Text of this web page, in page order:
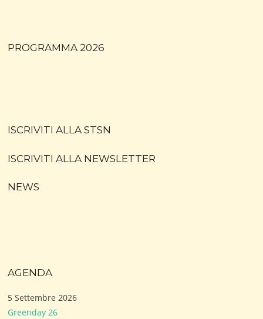
PROGRAMMA 2026
ISCRIVITI ALLA STSN
ISCRIVITI ALLA NEWSLETTER
NEWS
AGENDA
5 Settembre 2026
Greenday 26